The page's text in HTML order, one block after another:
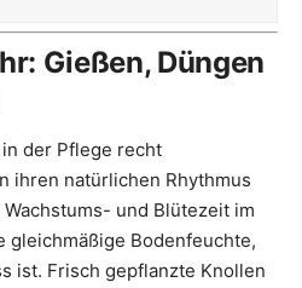
Gießen, Düngen
der Pflege recht
ihren natürlichen Rhythmus
und Blütezeit im
gleichmäßige Bodenfeuchte,
ist. Frisch gepflanzte Knollen